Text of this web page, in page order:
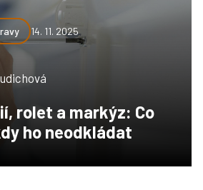
14. 11. 2025
rolet a markýz: Co
ho neodkládat